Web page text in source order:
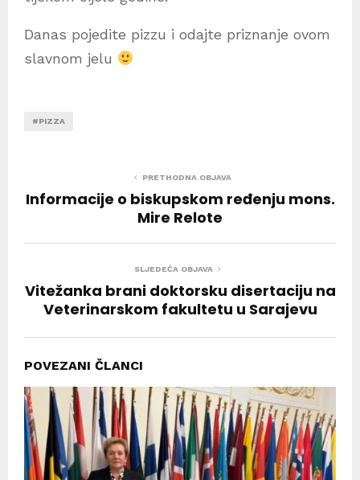
Danas pojedite pizzu i odajte priznanje ovom
slavnom jelu
#PIZZA
PRETHODNA OBJAVA
Informacije o biskupskom ređenju mons.
Mire Relote
SLJEDEĆA OBJAVA
Vitežanka brani doktorsku disertaciju na
Veterinarskom fakultetu u Sarajevu
POVEZANI ČLANCI